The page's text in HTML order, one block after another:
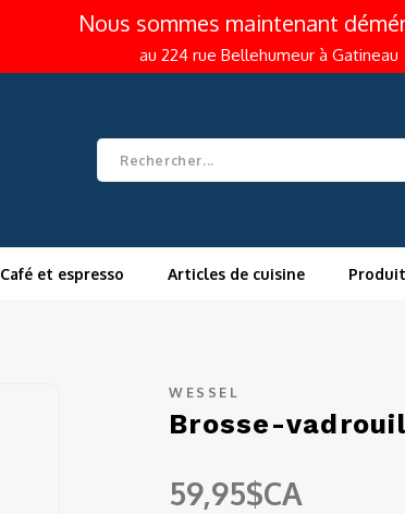
Nous sommes maintenant
au 224 rue Bellehumeur à Gatineau
Café et espresso Articles de cuisine
WESSEL
Brosse-
59,95$CA